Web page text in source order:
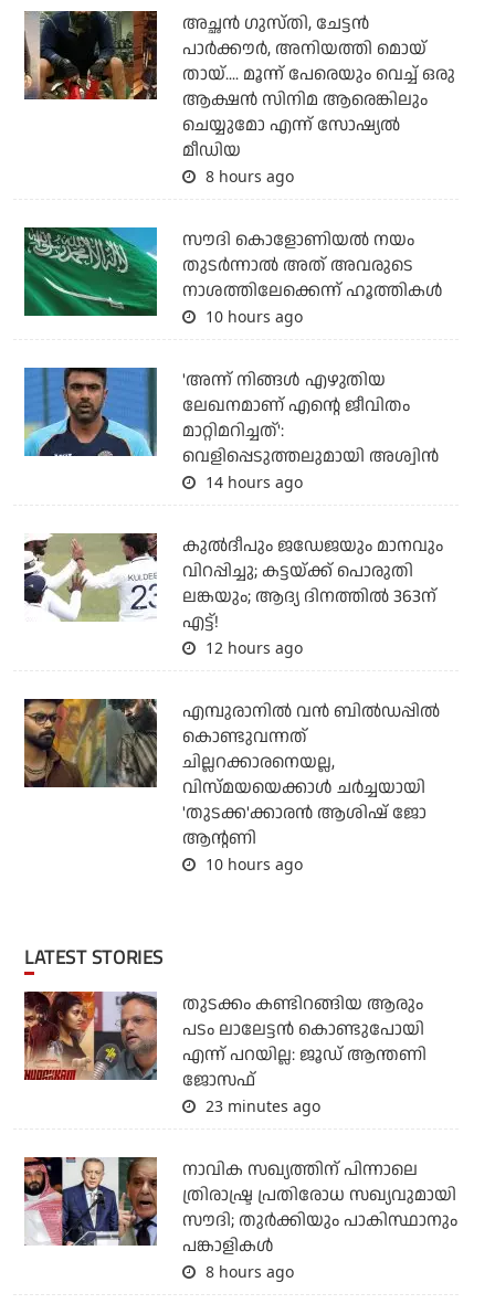
അച്ഛന്‍ ഗുസ്തി, ചേട്ടന്‍
പാര്‍ക്കൗര്‍, അനിയത്തി മൊയ്
തായ്.... മൂന്ന് പേരെയും വെച്ച് ഒരു
ആക്ഷന്‍ സിനിമ ആരെങ്കിലും
ചെയ്യുമോ എന്ന് സോഷ്യല്‍
മീഡിയ
8 hours ago
സൗദി കൊളോണിയല്‍ നയം
തുടര്‍ന്നാല്‍ അത് അവരുടെ
നാശത്തിലേക്കെന്ന് ഹൂത്തികള്‍
10 hours ago
'അന്ന് നിങ്ങള്‍ എഴുതിയ
ലേഖനമാണ് എന്റെ ജീവിതം
മാറ്റിമറിച്ചത്':
വെളിപ്പെടുത്തലുമായി അശ്വിന്‍
14 hours ago
കുല്‍ദീപും ജഡേജയും മാനവും
വിറപ്പിച്ചു; കട്ടയ്ക്ക് പൊരുതി
ലങ്കയും; ആദ്യ ദിനത്തില്‍ 363ന്
എട്ട്!
12 hours ago
എമ്പുരാനില്‍ വന്‍ ബില്‍ഡപ്പില്‍
കൊണ്ടുവന്നത്
ചില്ലറക്കാരനെയല്ല,
വിസ്മയയെക്കാള്‍ ചര്‍ച്ചയായി
'തുടക്ക'ക്കാരന്‍ ആശിഷ് ജോ
ആന്റണി
10 hours ago
LATEST STORIES
തുടക്കം കണ്ടിറങ്ങിയ ആരും
പടം ലാലേട്ടൻ കൊണ്ടുപോയി
എന്ന് പറയില്ല: ജൂഡ് ആന്തണി
ജോസഫ്
23 minutes ago
നാവിക സഖ്യത്തിന് പിന്നാലെ
ത്രിരാഷ്ട്ര പ്രതിരോധ സഖ്യവുമായി
സൗദി; തുര്‍ക്കിയും പാകിസ്ഥാനും
പങ്കാളികള്‍
8 hours ago